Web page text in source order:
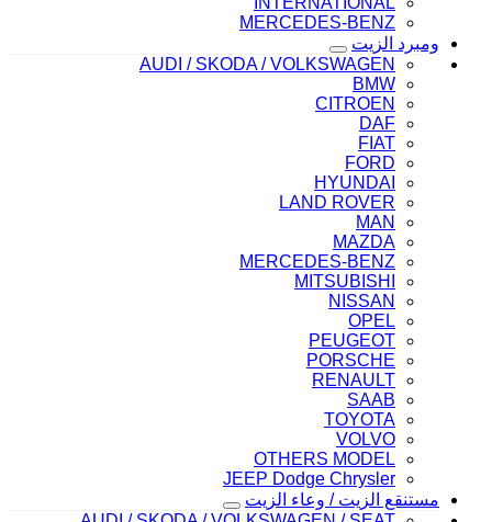
MERCEDES-BENZ
ومبرد الزيت
AUDI / SKODA / VOLKSWAGEN
BMW
CITROEN
DAF
FIAT
FORD
HYUNDAI
LAND ROVER
MAN
MAZDA
MERCEDES-BENZ
MITSUBISHI
NISSAN
OPEL
PEUGEOT
PORSCHE
RENAULT
SAAB
TOYOTA
VOLVO
OTHERS MODEL
JEEP Dodge Chrysler
مستنقع الزيت / وعاء الزيت